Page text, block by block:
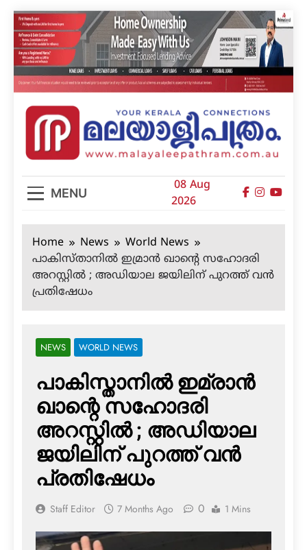
Skip
to
content
മലയാളിപത്രം
MENU
08 Aug
2026
Home News
World News
പാകിസ്താനില്‍ ഇമ്രാന്‍ ഖാന്റെ സഹോദരി
അറസ്റ്റില്‍ ; അഡിയാല ജയിലിന് പുറത്ത് വന്‍
പ്രതിഷേധം
NEWS WORLD NEWS
പാകിസ്താനില്‍ ഇമ്രാന്‍
ഖാന്റെ സഹോദരി
അറസ്റ്റില്‍ ; അഡിയാല
ജയിലിന് പുറത്ത് വന്‍
പ്രതിഷേധം
Staff Editor 7 Months Ago 0 1 Mins